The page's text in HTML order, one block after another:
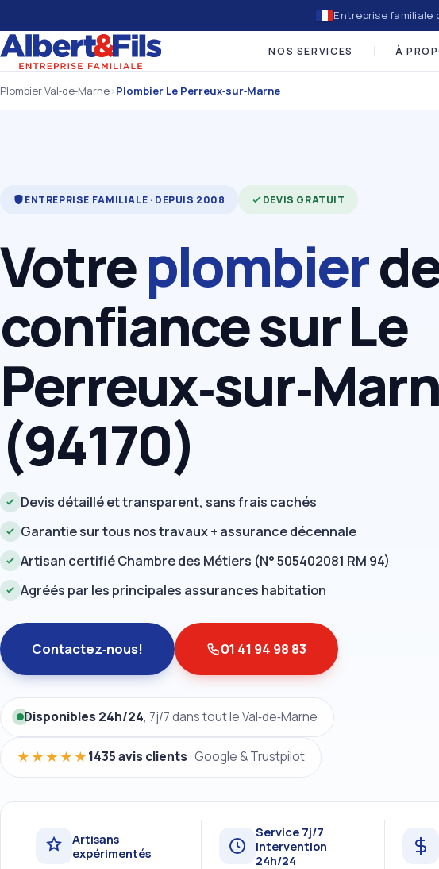
Entreprise familiale
NOS SERVICES À
Plombier Val‑de‑Marne›Plombier Le Perreux‑sur‑Marne
ENTREPRISE FAMILIALE · DEPUIS 2008 DEVIS GRATUIT
Votreplombier
confiance sur Le
(94170)
Devis détaillé et transparent, sans frais cachés
Garantie sur tous nos travaux + assurance décennale
Artisan certifié Chambre des Métiers (N° 505402081 RM 94)
Agréés par les principales assurances habitation
Contactez‑nous! 01 41 94 98 83
Disponibles 24h/24, 7j/7 dans tout le Val‑de‑Marne
★★★★★1435 avis clients· Google & Trustpilot
Artisans
expérimentés
Service 7j/7
intervention
24h/24